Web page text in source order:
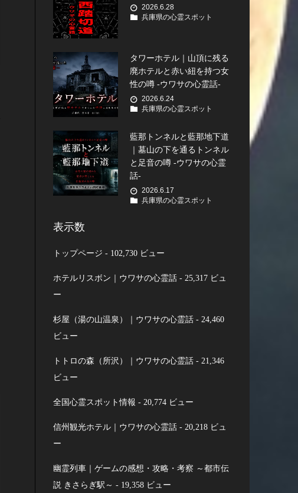
2026.6.28
兵庫県の心霊スポット
タワーホテル｜山頂に残る
廃ホテルと赤い紐を持つ女
性の噂 -ウワサの心霊話-
2026.6.24
兵庫県の心霊スポット
藍那トンネルと藍那地下道
｜墓山の下を通るトンネル
と足音の噂 -ウワサの心霊
話-
2026.6.17
兵庫県の心霊スポット
表示数
トップページ - 102,730 ビュー
ホテルリスボン｜ウワサの心霊話 - 25,317 ビュ
ー
杉屋（湯の山温泉）｜ウワサの心霊話 - 24,460
ビュー
トトロの森（所沢）｜ウワサの心霊話 - 21,346
ビュー
全国心霊スポット情報 - 20,774 ビュー
信州観光ホテル｜ウワサの心霊話 - 20,218 ビュ
ー
幽霊列車｜ゲームの感想・攻略・考察 ～都市伝
説 きさらぎ駅～ - 19,358 ビュー